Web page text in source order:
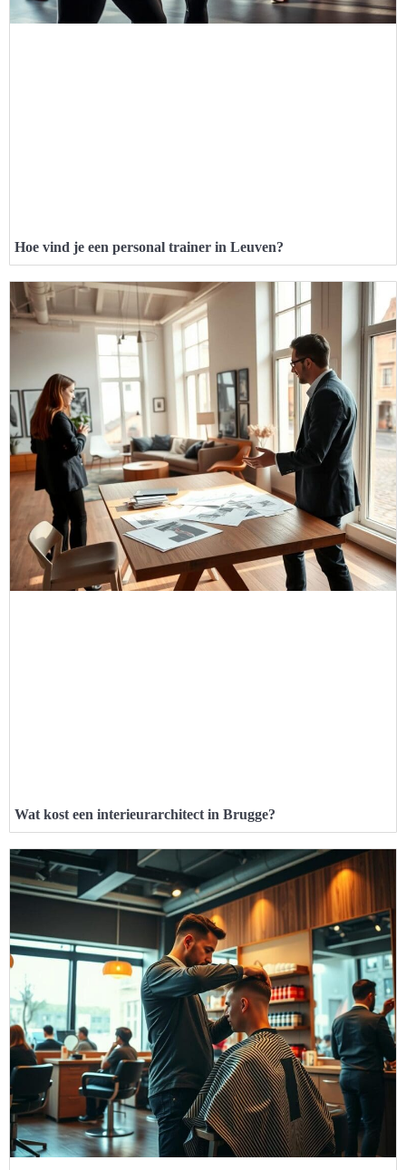
Hoe vind je een personal trainer in Leuven?
Wat kost een interieurarchitect in Brugge?